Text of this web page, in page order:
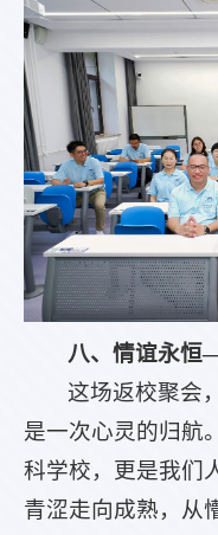
八、情谊永
这场返校聚会
是一次心灵的归航
科学校，更是我们
青涩走向成熟，从